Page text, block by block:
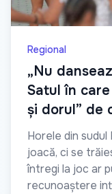
Regional
„Nu
Satul în
și dorul” de
Horele din sudul
joacă, ci se
întregi la joc ar
recunoaștere